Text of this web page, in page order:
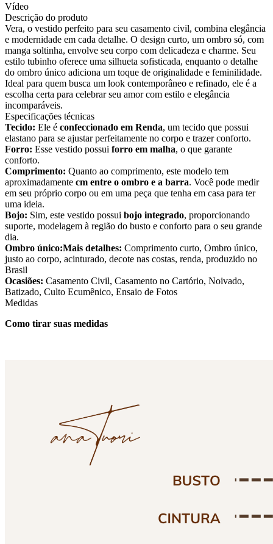
Vídeo
Descrição do produto
Vera, o vestido perfeito para seu casamento civil, combina elegância
e modernidade em cada detalhe. O design curto, um ombro só, com
manga soltinha, envolve seu corpo com delicadeza e charme. Seu
estilo tubinho oferece uma silhueta sofisticada, enquanto o detalhe
do ombro único adiciona um toque de originalidade e feminilidade.
Ideal para quem busca um look contemporâneo e refinado, ele é a
escolha certa para celebrar seu amor com estilo e elegância
incomparáveis.
Especificações técnicas
Tecido: Ele é confeccionado em Renda, um tecido que possui
elastano para se ajustar perfeitamente no corpo e trazer conforto.
Forro: Esse vestido possui forro em malha, o que garante
conforto.
Comprimento: Quanto ao comprimento, este modelo tem
aproximadamente cm entre o ombro e a barra. Você pode medir
em seu próprio corpo ou em uma peça que tenha em casa para ter
uma ideia.
Bojo: Sim, este vestido possui bojo integrado, proporcionando
suporte, modelagem à região do busto e conforto para o seu grande
dia.
Ombro único:Mais detalhes: Comprimento curto, Ombro único,
justo ao corpo, acinturado, decote nas costas, renda, produzido no
Brasil
Ocasiões: Casamento Civil, Casamento no Cartório, Noivado,
Batizado, Culto Ecumênico, Ensaio de Fotos
Medidas
Como tirar suas medidas